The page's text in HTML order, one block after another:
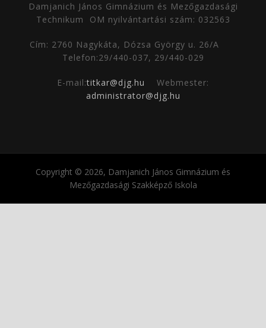
Damjanich János Gimnázium és Mezőgazdasági
Technikum
OM nyilvántartási szám: 032563
Cím: 2760 Nagykáta, Dózsa György u. 26/A
Telefon:29/440-037, 29/440-029
E-mail:titkar@djg.hu
Webmester:
administrator@djg.hu
Copyright © 2026, Damjanich János Gimnázium és
Mezőgazdasági Szakképző Iskola